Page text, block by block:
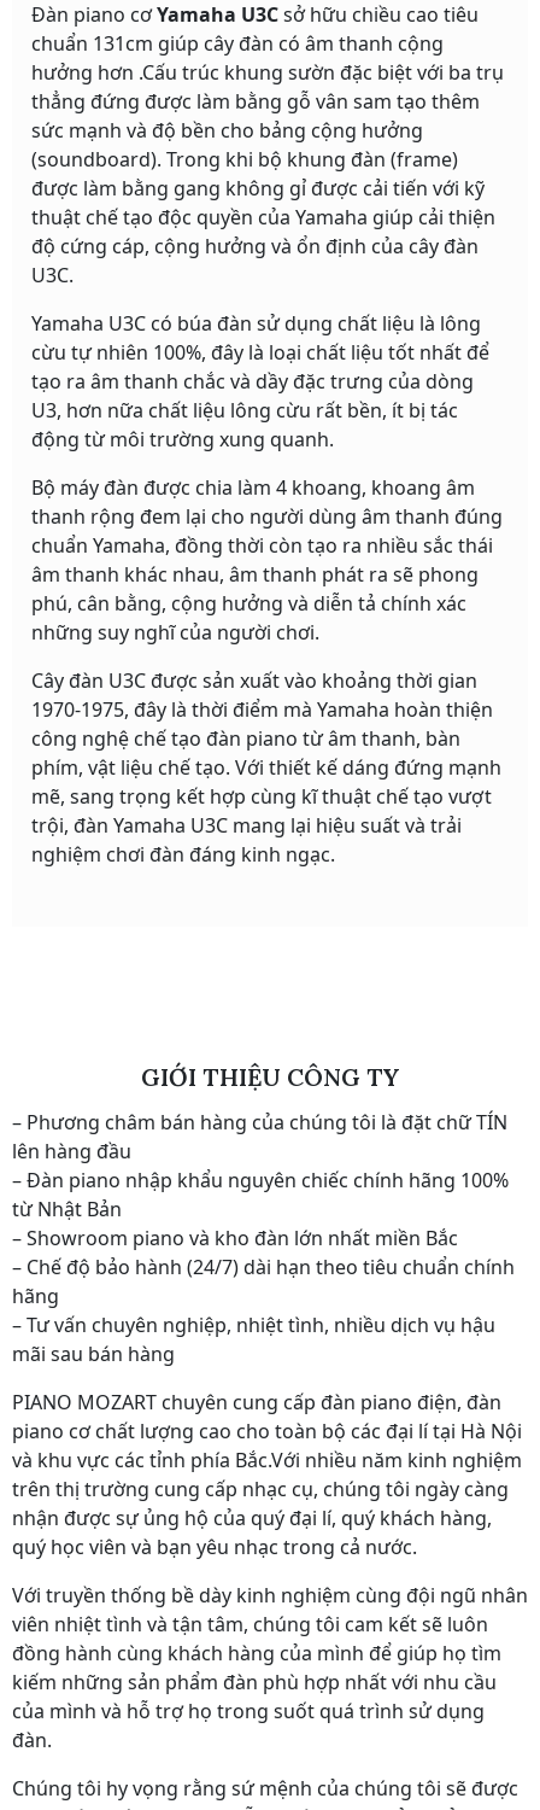
Đàn piano cơYamaha U3Csở hữu chiều cao tiêu
chuẩn 131cm giúp cây đàn có âm thanh cộng
hưởng hơn .Cấu trúc khung sườn đặc biệt với ba trụ
thẳng đứng được làm bằng gỗ vân sam tạo thêm
sức mạnh và độ bền cho bảng cộng hưởng
(soundboard). Trong khi bộ khung đàn (frame)
được làm bằng gang không gỉ được cải tiến với kỹ
thuật chế tạo độc quyền của Yamaha giúp cải thiện
độ cứng cáp, cộng hưởng và ổn định của cây đàn
U3C.
Yamaha U3C có búa đàn sử dụng chất liệu là lông
cừu tự nhiên 100%, đây là loại chất liệu tốt nhất để
tạo ra âm thanh chắc và dầy đặc trưng của dòng
U3, hơn nữa chất liệu lông cừu rất bền, ít bị tác
động từ môi trường xung quanh.
Bộ máy đàn được chia làm 4 khoang, khoang âm
thanh rộng đem lại cho người dùng âm thanh đúng
chuẩn Yamaha, đồng thời còn tạo ra nhiều sắc thái
âm thanh khác nhau, âm thanh phát ra sẽ phong
phú, cân bằng, cộng hưởng và diễn tả chính xác
những suy nghĩ của người chơi.
Cây đàn U3C được sản xuất vào khoảng thời gian
1970-1975, đây là thời điểm mà Yamaha hoàn thiện
công nghệ chế tạo đàn piano từ âm thanh, bàn
phím, vật liệu chế tạo. Với thiết kế dáng đứng mạnh
mẽ, sang trọng kết hợp cùng kĩ thuật chế tạo vượt
trội, đàn Yamaha U3C mang lại hiệu suất và trải
nghiệm chơi đàn đáng kinh ngạc.
GIỚI THIỆU CÔNG TY
– Phương châm bán hàng của chúng tôi là đặt chữ TÍN
lên hàng đầu
– Đàn piano nhập khẩu nguyên chiếc chính hãng 100%
từ Nhật Bản
– Showroom piano và kho đàn lớn nhất miền Bắc
– Chế độ bảo hành (24/7) dài hạn theo tiêu chuẩn chính
hãng
– Tư vấn chuyên nghiệp, nhiệt tình, nhiều dịch vụ hậu
mãi sau bán hàng
PIANO MOZART chuyên cung cấp đàn piano điện, đàn
piano cơ chất lượng cao cho toàn bộ các đại lí tại Hà Nội
và khu vực các tỉnh phía Bắc.Với nhiều năm kinh nghiệm
trên thị trường cung cấp nhạc cụ, chúng tôi ngày càng
nhận được sự ủng hộ của quý đại lí, quý khách hàng,
quý học viên và bạn yêu nhạc trong cả nước.
Với truyền thống bề dày kinh nghiệm cùng đội ngũ nhân
viên nhiệt tình và tận tâm, chúng tôi cam kết sẽ luôn
đồng hành cùng khách hàng của mình để giúp họ tìm
kiếm những sản phẩm đàn phù hợp nhất với nhu cầu
của mình và hỗ trợ họ trong suốt quá trình sử dụng
đàn.
Chúng tôi hy vọng rằng sứ mệnh của chúng tôi sẽ được